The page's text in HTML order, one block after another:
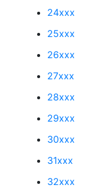
24xxx
25xxx
26xxx
27xxx
28xxx
29xxx
30xxx
31xxx
32xxx